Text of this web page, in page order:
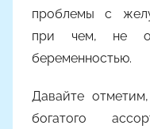
проблемы с
при чем, не
беременностью.
Давайте
богатого